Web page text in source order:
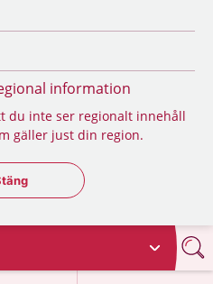
information
du inte ser regionalt innehåll
gäller just din region.
regionsväljaren
på 1177.se